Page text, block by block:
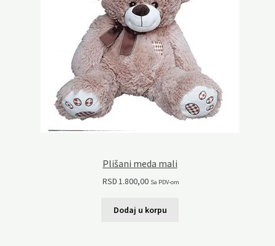
Plišani meda mali
RSD1.800,00 Sa PDV-om
Dodaj u korpu